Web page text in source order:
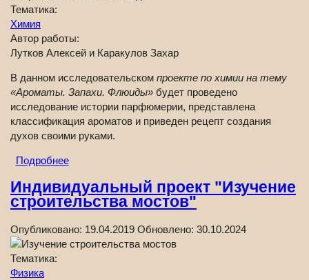
Тематика:
Химия
Автор работы:
Лутков Алексей и Каракулов Захар
В данном исследовательском проекте по химии на тему
«Ароматы. Запахи. Флюиды» будет проведено
исследование истории парфюмерии, представлена
классификация ароматов и приведен рецепт создания
духов своими руками.
Подробнее
Индивидуальный проект "Изучение
строительства мостов"
Опубликовано: 19.04.2019 Обновлено: 30.10.2024
Тематика:
Физика